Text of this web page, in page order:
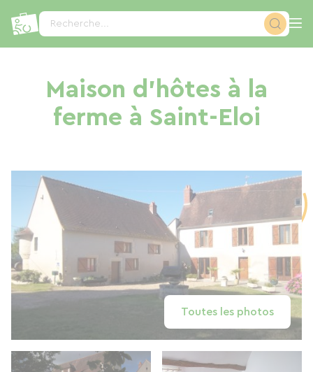
Recherche...
Maison d'hôtes à la
ferme à Saint-Eloi
Toutes les photos
Panneau de gestion des cookies